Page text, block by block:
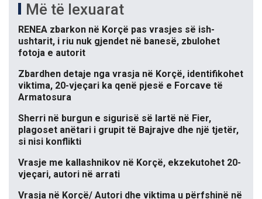
Më të lexuarat
RENEA zbarkon në Korçë pas vrasjes së ish-
ushtarit, i riu nuk gjendet në banesë, zbulohet
fotoja e autorit
Zbardhen detaje nga vrasja në Korçë, identifikohet
viktima, 20-vjeçari ka qenë pjesë e Forcave të
Armatosura
Sherri në burgun e sigurisë së lartë në Fier,
plagoset anëtari i grupit të Bajrajve dhe një tjetër,
si nisi konflikti
Vrasje me kallashnikov në Korçë, ekzekutohet 20-
vjeçari, autori në arrati
Vrasja në Korçë/ Autori dhe viktima u përfshinë në